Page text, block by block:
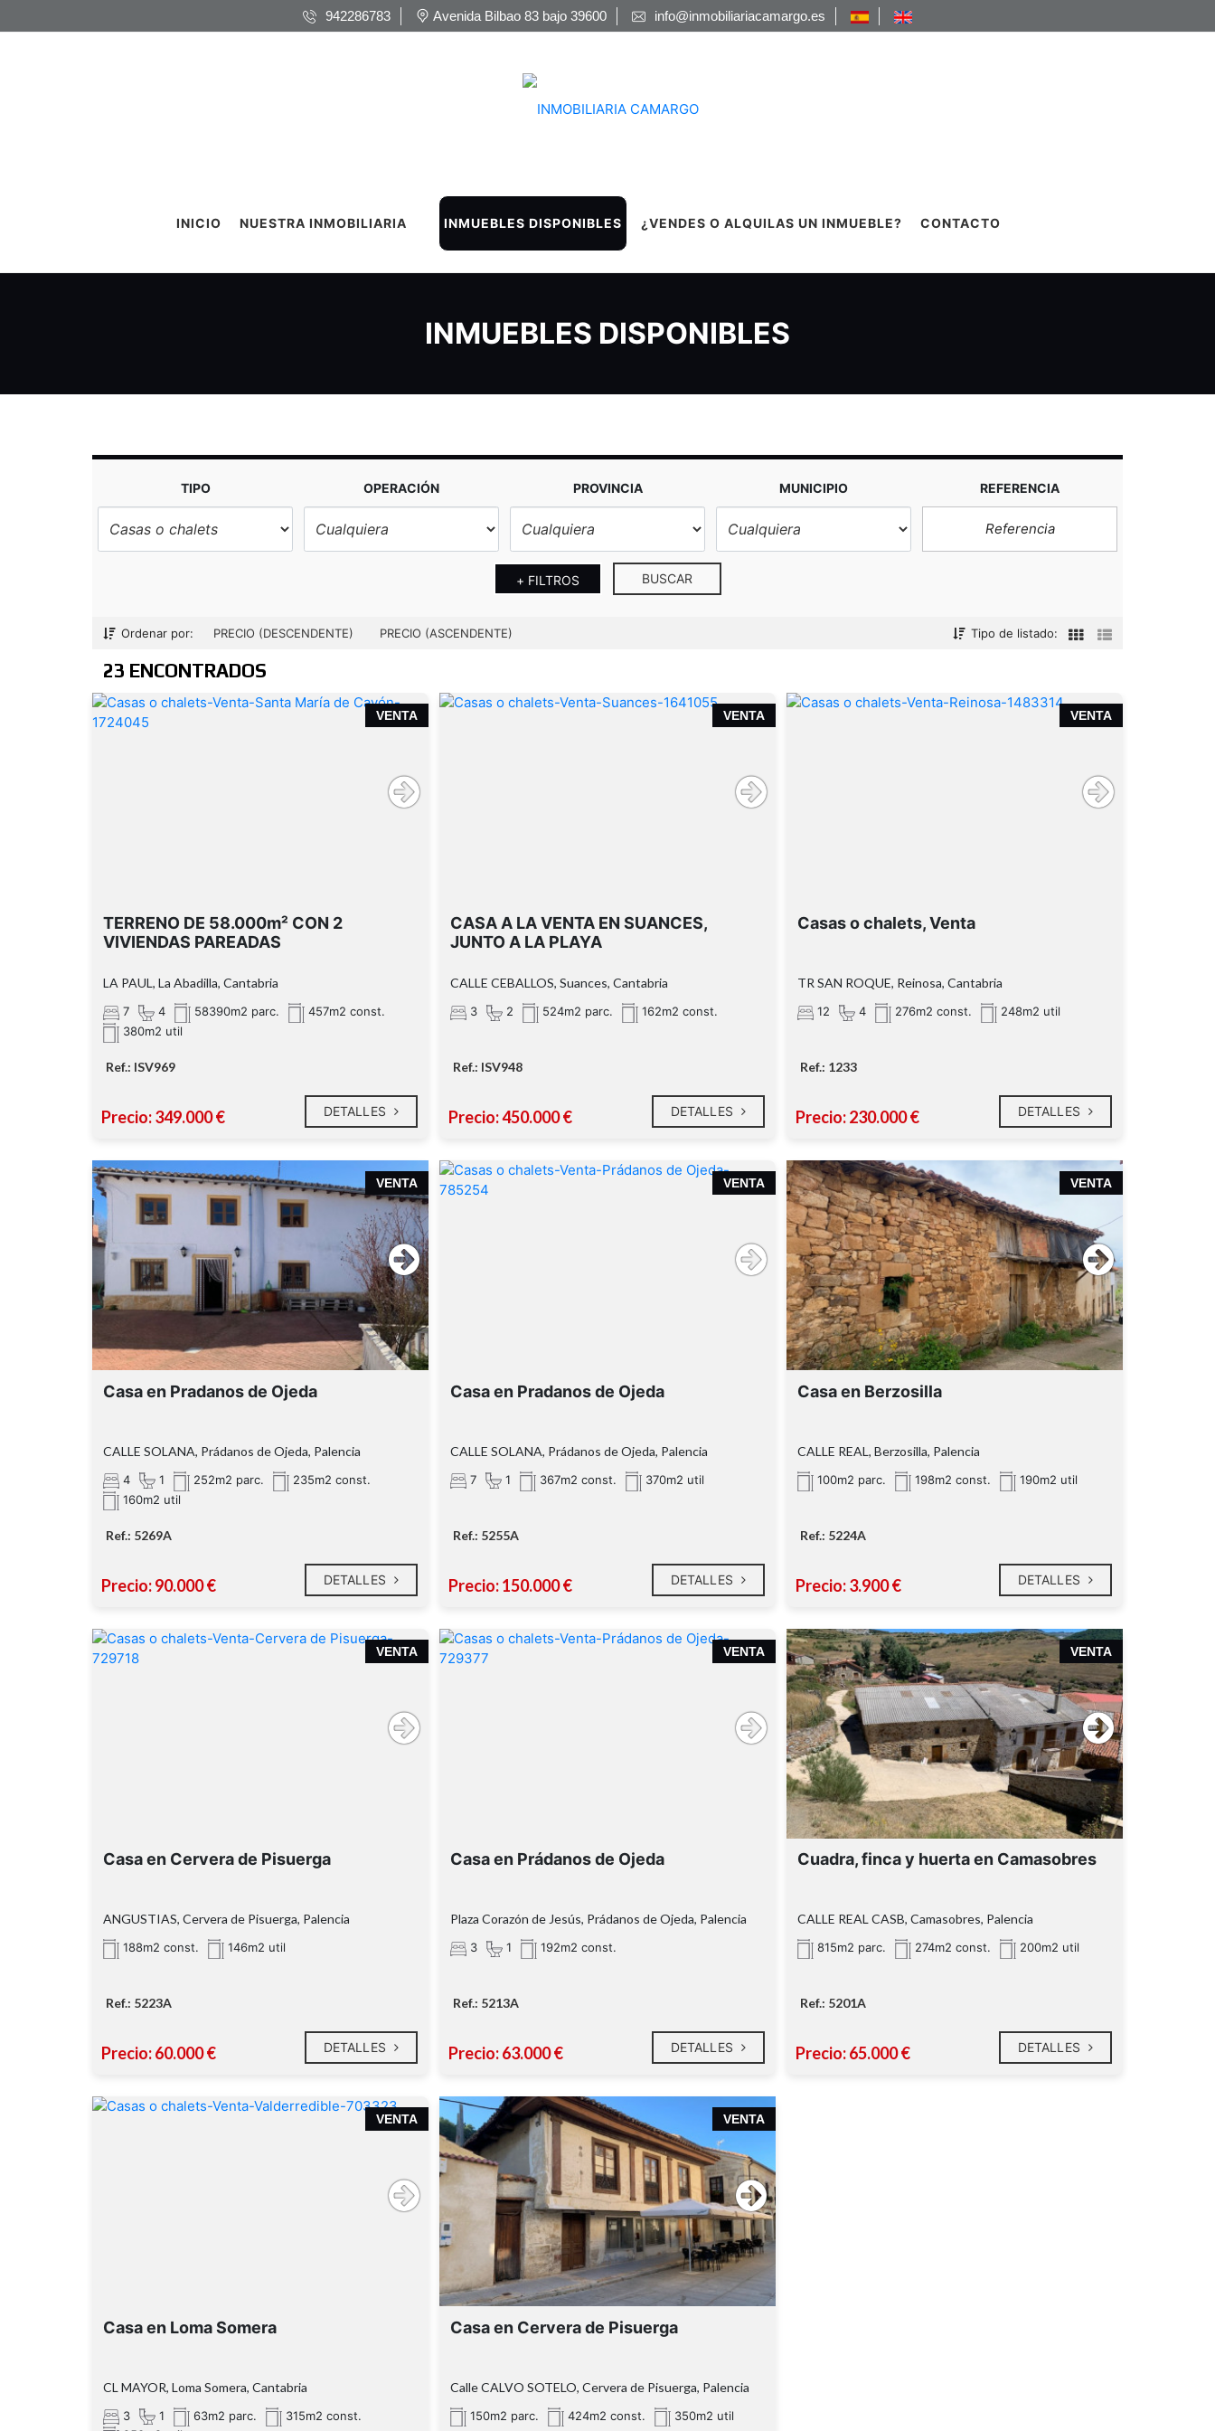
942286783 Avenida Bilbao 83 bajo 39600 info@inmobiliariacamargo.es
INICIO NUESTRA INMOBILIARIA INMUEBLES DISPONIBLES ¿VENDES O ALQUILAS UN INMUEBLE? CONTACTO
INMUEBLES DISPONIBLES
TIPO OPERACIÓN PROVINCIA MUNICIPIO REFERENCIA
+ FILTROS BUSCAR
Ordenar por: PRECIO (DESCENDENTE) PRECIO (ASCENDENTE) Tipo de listado:
23 ENCONTRADOS
VENTA
TERRENO DE 58.000m² CON 2
VIVIENDAS PAREADAS
LA PAUL, La Abadilla, Cantabria
7 4 58390m2 parc.
457m2 const.
380m2 util
Ref.: ISV969
Precio: 349.000 € DETALLES
VENTA
CASA A LA VENTA EN SUANCES,
JUNTO A LA PLAYA
CALLE CEBALLOS, Suances, Cantabria
3 2 524m2 parc. 162m2 const.
Ref.: ISV948
Precio: 450.000 € DETALLES
VENTA
Casas o chalets, Venta
TR SAN ROQUE, Reinosa, Cantabria
12 4 276m2 const. 248m2 util
Ref.: 1233
Precio: 230.000 € DETALLES
VENTA
Casa en Pradanos de Ojeda
CALLE SOLANA, Prádanos de Ojeda, Palencia
4 1 252m2 parc.
235m2 const.
160m2 util
Ref.: 5269A
Precio: 90.000 € DETALLES
VENTA
Casa en Pradanos de Ojeda
CALLE SOLANA, Prádanos de Ojeda, Palencia
7 1 367m2 const. 370m2 util
Ref.: 5255A
Precio: 150.000 € DETALLES
VENTA
Casa en Berzosilla
CALLE REAL, Berzosilla, Palencia
100m2 parc. 198m2 const. 190m2 util
Ref.: 5224A
Precio: 3.900 € DETALLES
VENTA
Casa para reformar en el centro de Cervera
de Pisuerga 🏚️
Los gastos de notaría, registro, impuestos no
Casa en Cervera de Pisuerga
ANGUSTIAS, Cervera de Pisuerga, Palencia
188m2 const. 146m2 util
Ref.: 5223A
Precio: 60.000 € DETALLES
VENTA
Casa con patio, cuadra y almacén en
Prádanos de Ojeda 🏡🌿
patio Cuadra
Almacén
Ático
restaurado
Los gastos de notaría, registro, impuestos no
están incluidos en el precio de venta.
Casa en Prádanos de Ojeda
Plaza Corazón de Jesús, Prádanos de Ojeda, Palencia
3 1 192m2 const.
Ref.: 5213A
Precio: 63.000 € DETALLES
VENTA
Cuadra, finca y huerta en Camasobres
CALLE REAL CASB, Camasobres, Palencia
815m2 parc. 274m2 const. 200m2 util
Ref.: 5201A
Precio: 65.000 € DETALLES
VENTA
Casa en Loma Somera
CL MAYOR, Loma Somera, Cantabria
3 1 63m2 parc.
315m2 const.
VENTA
oportunidad de
adquirir una casa excepcional en Cervera de
Pisuerga,
Montaña
Palentina.
representa una
inversión segura y satisfactoria
belleza natural.
Casa en Cervera de Pisuerga
Calle CALVO SOTELO, Cervera de Pisuerga, Palencia
150m2 parc. 424m2 const. 350m2 util